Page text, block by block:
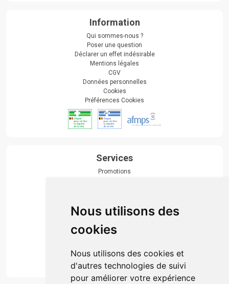
Nous utilisons des
cookies
Nous utilisons des cookies et
d'autres technologies de suivi
pour améliorer votre expérience
Information
Qui sommes-nous ?
Poser une question
Déclarer un effet indésirable
Mentions légales
CGV
Données personnelles
Cookies
Préférences Cookies
Services
Promotions
Actualités & conseils
Événements
Marques
Suivez-nous